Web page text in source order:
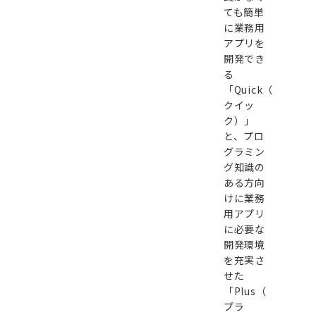
ても簡単
に業務用
アプリを
開発でき
る
「Quick（
クイッ
ク）」
と、プロ
グラミン
グ知識の
ある方向
けに業務
用アプリ
に必要な
開発環境
を充実さ
せた
「Plus（
プラ